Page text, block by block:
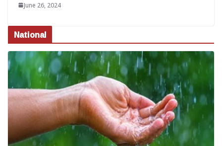
June 26, 2024
National